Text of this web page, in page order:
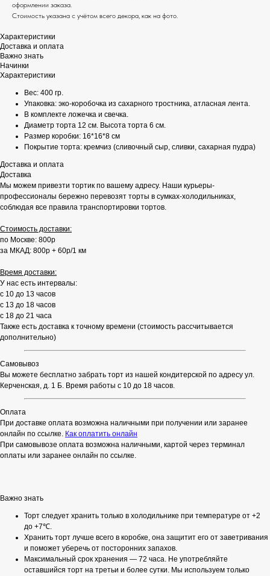
оформлении заказа.
Стоимость указана с учётом всего декора, как на фото.
Характеристики
Доставка и оплата
Важно знать
Начинки
Характеристики
Вес: 400 гр.
Упаковка: эко-коробочка из сахарного тростника, атласная лента.
В комплекте ложечка и свечка.
Диаметр торта 12 см. Высота торта 6 см.
Размер коробки: 16*16*8 см
Покрытие торта: кремчиз (сливочный сыр, сливки, сахарная пудра)
Доставка и оплата
Доставка
Мы можем привезти тортик по вашему адресу. Наши курьеры-
профессионалы бережно перевозят торты в сумках-холодильниках,
соблюдая все правила транспортировки тортов.
Стоимость доставки:
по Москве: 800р
за МКАД: 800р + 60р/1 км
Время доставки:
У нас есть интервалы:
с 10 до 13 часов
с 13 до 18 часов
с 18 до 21 часа
Также есть доставка к точному времени (стоимость рассчитывается
дополнительно)
Самовывоз
Вы можете бесплатно забрать торт из нашей кондитерской по адресу ул.
Керченская, д. 1 Б. Время работы с 10 до 18 часов.
Оплата
При доставке оплата возможна наличными при получении или заранее
онлайн по ссылке. Как оплатить онлайн
При самовывозе оплата возможна наличными, картой через терминал
оплаты или заранее онлайн по ссылке.
Важно знать
Торт следует хранить только в холодильнике при температуре от +2
до +7℃.
Хранить торт лучше всего в коробке, она защитит его от заветривания
и поможет уберечь от посторонних запахов.
Максимальный срок хранения — 72 часа. Не употребляйте
оставшийся торт на третьи и более сутки. Мы используем только